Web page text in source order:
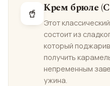
🥤 Крем брюле
Этот
состоит из
который
получить
непременным
ужина.